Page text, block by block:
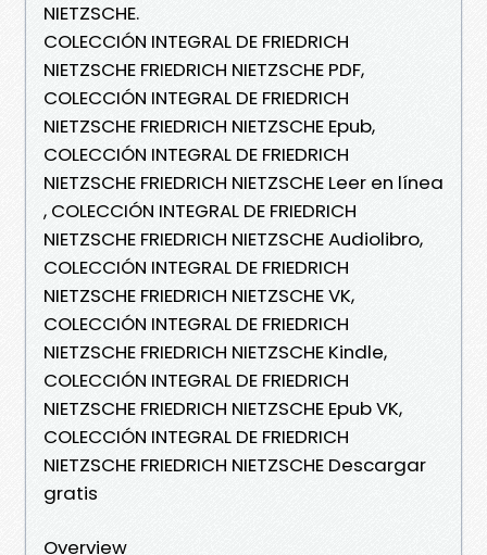
NIETZSCHE.
COLECCIÓN INTEGRAL DE FRIEDRICH
NIETZSCHE FRIEDRICH NIETZSCHE PDF,
COLECCIÓN INTEGRAL DE FRIEDRICH
NIETZSCHE FRIEDRICH NIETZSCHE Epub,
COLECCIÓN INTEGRAL DE FRIEDRICH
NIETZSCHE FRIEDRICH NIETZSCHE Leer en línea
, COLECCIÓN INTEGRAL DE FRIEDRICH
NIETZSCHE FRIEDRICH NIETZSCHE Audiolibro,
COLECCIÓN INTEGRAL DE FRIEDRICH
NIETZSCHE FRIEDRICH NIETZSCHE VK,
COLECCIÓN INTEGRAL DE FRIEDRICH
NIETZSCHE FRIEDRICH NIETZSCHE Kindle,
COLECCIÓN INTEGRAL DE FRIEDRICH
NIETZSCHE FRIEDRICH NIETZSCHE Epub VK,
COLECCIÓN INTEGRAL DE FRIEDRICH
NIETZSCHE FRIEDRICH NIETZSCHE Descargar
gratis
Overview